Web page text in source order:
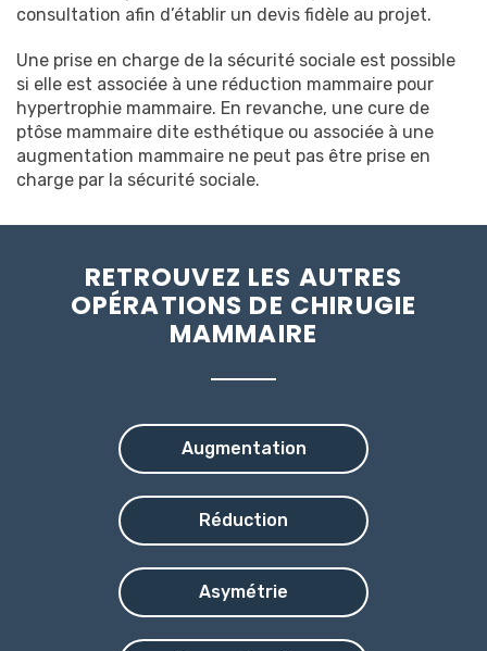
consultation afin d’établir un devis fidèle au projet.
Une prise en charge de la sécurité sociale est possible
si elle est associée à une réduction mammaire pour
hypertrophie mammaire. En revanche, une cure de
ptôse mammaire dite esthétique ou associée à une
augmentation mammaire ne peut pas être prise en
charge par la sécurité sociale.
RETROUVEZ LES AUTRES
OPÉRATIONS DE CHIRUGIE
MAMMAIRE
Augmentation
Réduction
Asymétrie